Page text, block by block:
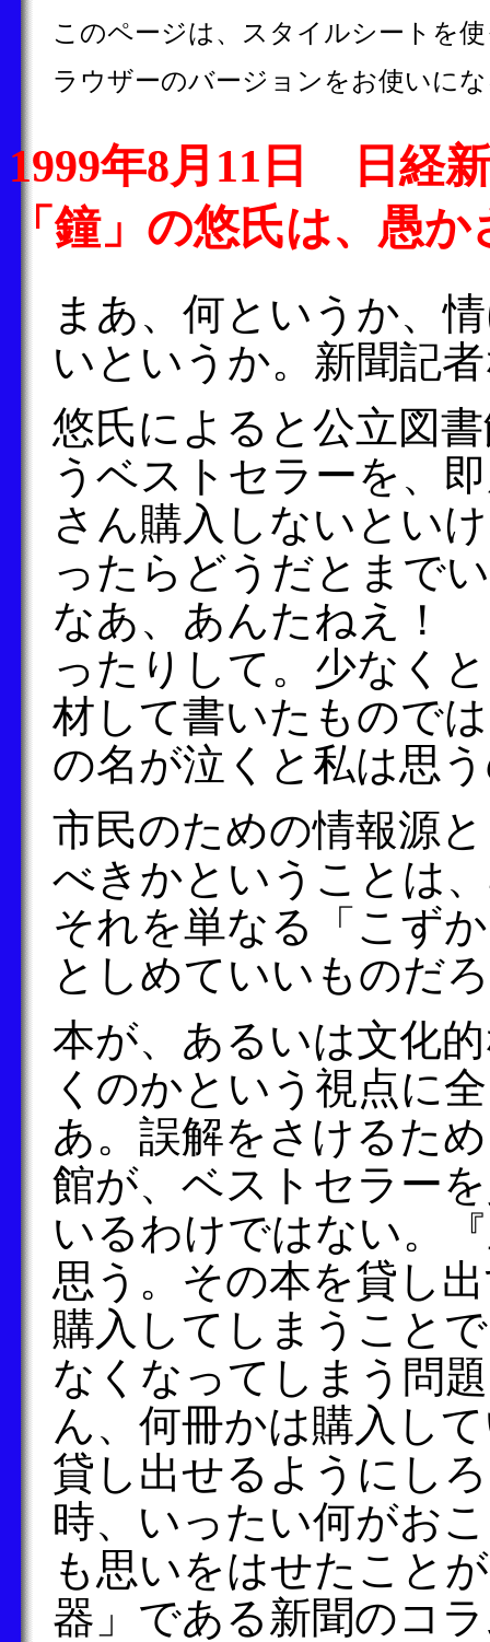
このページは、スタイルシートを
ラウザーのバージョンをお使いに
1999年8月11日 日経
「鐘」の悠氏は、愚
まあ、何というか、
いというか。新聞記
悠氏によると公立図
うベストセラーを、
さん購入しないとい
ったらどうだとまで
なあ、あんたねえ！
ったりして。少なく
材して書いたもので
の名が泣くと私は思
市民のための情報源
べきかということは
それを単なる「こず
としめていいものだ
本が、あるいは文化
くのかという視点に
あ。誤解をさけるた
館が、ベストセラー
いるわけではない。
思う。その本を貸し
購入してしまうこと
なくなってしまう問
ん、何冊かは購入し
貸し出せるようにし
時、いったい何がお
も思いをはせたこと
器」である新聞のコ